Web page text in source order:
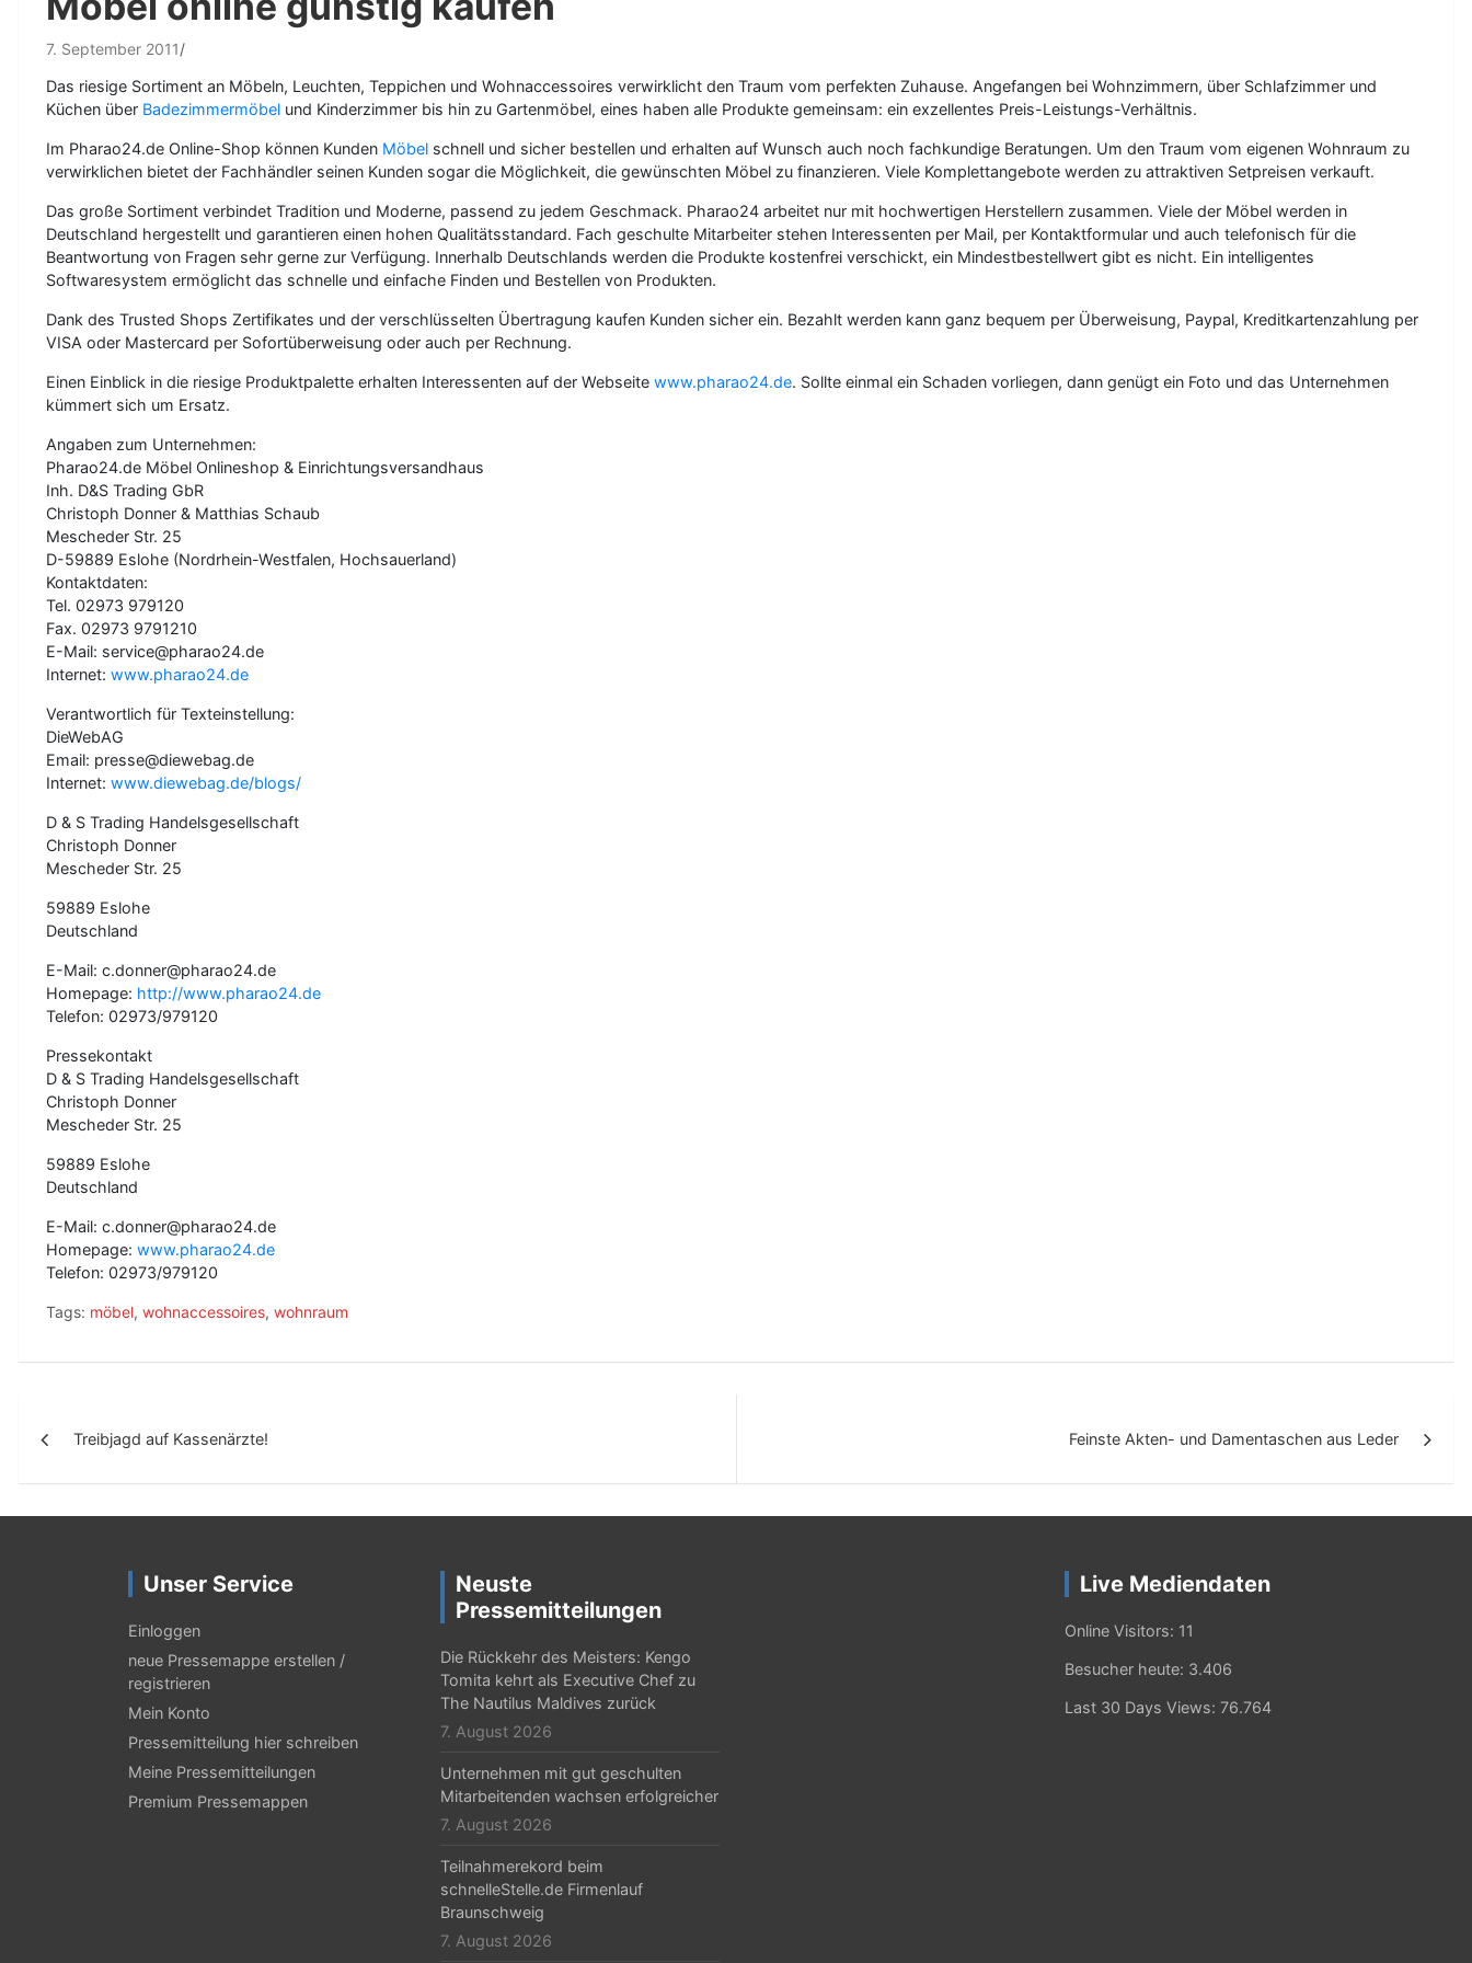
7. September 2011
Das riesige Sortiment an Möbeln, Leuchten, Teppichen und Wohnaccessoires verwirklicht den Traum vom perfekten Zuhause. Angefangen bei Wohnzimmern, über Schlafzimmer und
Küchen über Badezimmermöbel und Kinderzimmer bis hin zu Gartenmöbel, eines haben alle Produkte gemeinsam: ein exzellentes Preis-Leistungs-Verhältnis.
Im Pharao24.de Online-Shop können Kunden Möbel schnell und sicher bestellen und erhalten auf Wunsch auch noch fachkundige Beratungen. Um den Traum vom eigenen Wohnraum zu
verwirklichen bietet der Fachhändler seinen Kunden sogar die Möglichkeit, die gewünschten Möbel zu finanzieren. Viele Komplettangebote werden zu attraktiven Setpreisen verkauft.
Das große Sortiment verbindet Tradition und Moderne, passend zu jedem Geschmack. Pharao24 arbeitet nur mit hochwertigen Herstellern zusammen. Viele der Möbel werden in
Deutschland hergestellt und garantieren einen hohen Qualitätsstandard. Fach geschulte Mitarbeiter stehen Interessenten per Mail, per Kontaktformular und auch telefonisch für die
Beantwortung von Fragen sehr gerne zur Verfügung. Innerhalb Deutschlands werden die Produkte kostenfrei verschickt, ein Mindestbestellwert gibt es nicht. Ein intelligentes
Softwaresystem ermöglicht das schnelle und einfache Finden und Bestellen von Produkten.
Dank des Trusted Shops Zertifikates und der verschlüsselten Übertragung kaufen Kunden sicher ein. Bezahlt werden kann ganz bequem per Überweisung, Paypal, Kreditkartenzahlung per
VISA oder Mastercard per Sofortüberweisung oder auch per Rechnung.
Einen Einblick in die riesige Produktpalette erhalten Interessenten auf der Webseite www.pharao24.de. Sollte einmal ein Schaden vorliegen, dann genügt ein Foto und das Unternehmen
kümmert sich um Ersatz.
Angaben zum Unternehmen:
Pharao24.de Möbel Onlineshop & Einrichtungsversandhaus
Inh. D&S Trading GbR
Christoph Donner & Matthias Schaub
Mescheder Str. 25
D-59889 Eslohe (Nordrhein-Westfalen, Hochsauerland)
Kontaktdaten:
Tel. 02973 979120
Fax. 02973 9791210
E-Mail: service@pharao24.de
Internet: www.pharao24.de
Verantwortlich für Texteinstellung:
DieWebAG
Email: presse@diewebag.de
Internet: www.diewebag.de/blogs/
D & S Trading Handelsgesellschaft
Christoph Donner
Mescheder Str. 25
59889 Eslohe
Deutschland
E-Mail: c.donner@pharao24.de
Homepage: http://www.pharao24.de
Telefon: 02973/979120
Pressekontakt
D & S Trading Handelsgesellschaft
Christoph Donner
Mescheder Str. 25
59889 Eslohe
Deutschland
E-Mail: c.donner@pharao24.de
Homepage: www.pharao24.de
Telefon: 02973/979120
Tags: möbel, wohnaccessoires, wohnraum
i
t
Treibjagd auf Kassenärzte! Feinste Akten- und Damentaschen aus Leder
Unser Service
Einloggen
neue Pressemappe erstellen /
registrieren
Mein Konto
Pressemitteilung hier schreiben
Meine Pressemitteilungen
Premium Pressemappen
Neuste
Pressemitteilungen
Die Rückkehr des Meisters: Kengo
Tomita kehrt als Executive Chef zu
The Nautilus Maldives zurück
7. August 2026
Unternehmen mit gut geschulten
Mitarbeitenden wachsen erfolgreicher
7. August 2026
Teilnahmerekord beim
schnelleStelle.de Firmenlauf
Braunschweig
7. August 2026
Live Mediendaten
Online Visitors: 11
Besucher heute: 3.406
Last 30 Days Views: 76.764